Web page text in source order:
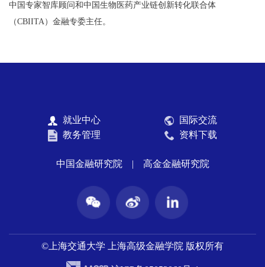
中国专家智库顾问和中国生物医药产业链创新转化联合体
（CBIITA）金融专委主任。
就业中心
国际交流
教务管理
资料下载
中国金融研究院 | 高金金融研究院
©上海交通大学 上海高级金融学院 版权所有